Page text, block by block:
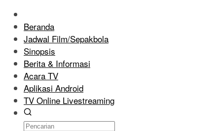
Beranda
Jadwal Film/Sepakbola
Sinopsis
Berita & Informasi
Acara TV
Aplikasi Android
TV Online Livestreaming